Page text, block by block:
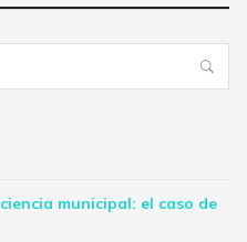
municipal: el caso de